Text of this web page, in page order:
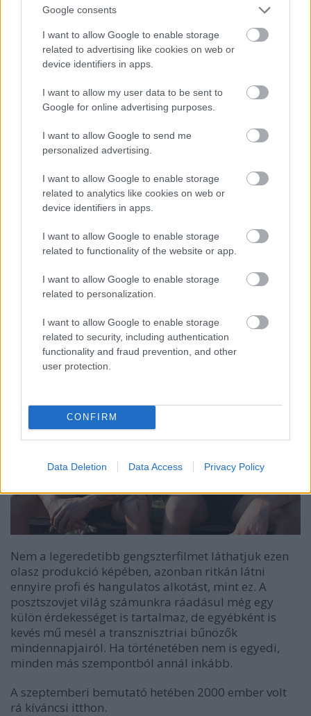
Google consents
I want to allow Google to enable storage
related to advertising like cookies on web or
device identifiers in apps.
I want to allow my user data to be sent to
Google for online advertising purposes.
I want to allow Google to send me
personalized advertising.
I want to allow Google to enable storage
related to analytics like cookies on web or
device identifiers in apps.
I want to allow Google to enable storage
related to functionality of the website or app.
I want to allow Google to enable storage
related to personalization.
I want to allow Google to enable storage
related to security, including authentication
functionality and fraud prevention, and other
user protection.
CONFIRM
Data Deletion Data Access Privacy Policy
A kicsit nehezen induló tűlélő-sztori egy remek film
két barátról, akik inkább egymással küzdenek,
ahelyett, hogy összefognának. Az első fél óra láttán
senki ne adja fel, ez az a típusú produkció, amely
percről-percre csak jobb lesz, hogy végül egy
zseniális befejezésben teljesedjen ki.
Magyarországon nem mutatták még be, és minden
Szibériai nevelés
Kritika)
Nem a legeredetibb gengszterfilmet láthatjuk ezen
olasz produkció képében, azonban ritkán látni
ennyire profi és hangulatos alkotást, mint ez. A
posztszovjet világ számunkra ráadásul még egy
külön érdekességet is tartalmaz, de egyébként is
kevés mű mesél a transznisztriai bűnözők
mindennapjairól. Ha történetében nem is egyedi,
minden más szempontból annál inkább.
A szeptemberi bemutató hetében 2000 ember volt
rá kíváncsi itthon.